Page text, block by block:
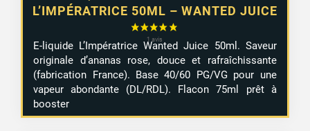
L’IMPÉRATRICE 50ML – WANTED JUICE
E-liquide L’Impératrice Wanted Juice 50ml. Saveur
originale d’ananas rose, douce et rafraîchissante
(fabrication France). Base 40/60 PG/VG pour une
vapeur abondante (DL/RDL). Flacon 75ml prêt à
booster